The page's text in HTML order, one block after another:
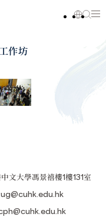
作坊
文大學馮景禧樓1樓131室